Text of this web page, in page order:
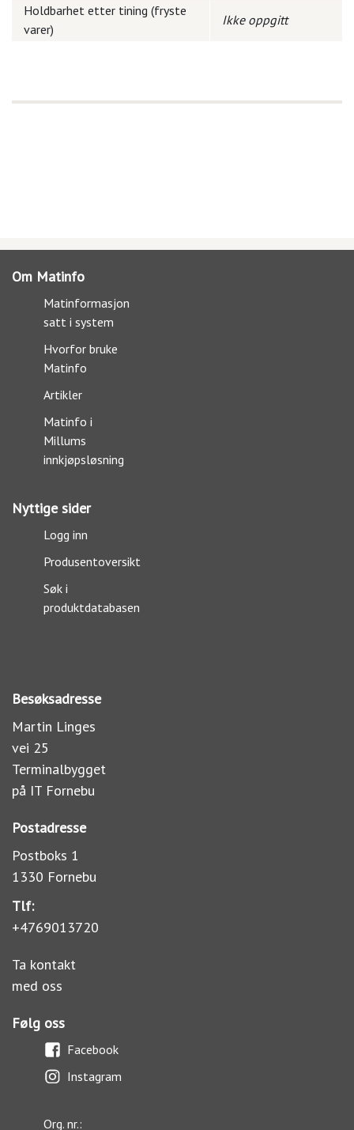
Holdbarhet etter tining (fryste
varer)
Ikke oppgitt
Om Matinfo
Matinformasjon
satt i system
Hvorfor bruke
Matinfo
Artikler
Matinfo i
Millums
innkjøpsløsning
Nyttige sider
Logg inn
Produsentoversikt
Søk i
produktdatabasen
Besøksadresse
Martin Linges
vei 25
Terminalbygget
på IT Fornebu
Postadresse
Postboks 1
1330 Fornebu
Tlf:
+4769013720
Ta kontakt
med oss
Følg oss
Facebook
Instagram
Org. nr.: